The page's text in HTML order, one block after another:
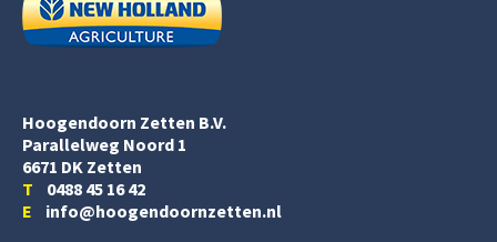
Hoogendoorn Zetten B.V.
Parallelweg Noord 1
6671 DK Zetten
T 0488 45 16 42
E info@hoogendoornzetten.nl